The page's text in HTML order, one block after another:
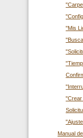
"Mis
"Crear
Manual